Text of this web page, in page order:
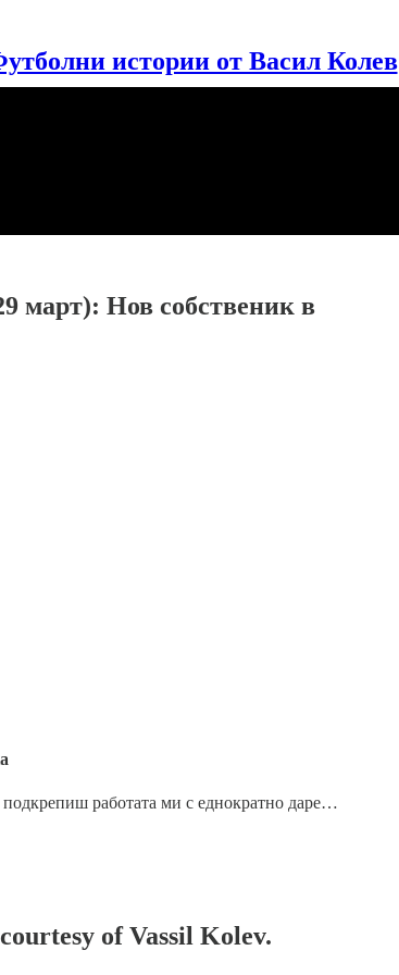
истории от Васил Колев
март): Нов собственик в
работата ми с еднократно даре…
of Vassil Kolev.